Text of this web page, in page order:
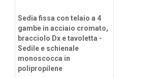
Sedia fissa con telaio a 4
gambe in acciaio cromato,
bracciolo Dx e tavoletta -
Sedile e schienale
monoscocca in
polipropilene